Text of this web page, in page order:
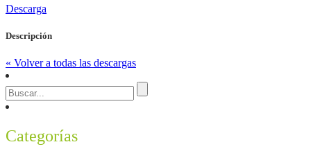
Descarga
Descripción
« Volver a todas las descargas
Categorías